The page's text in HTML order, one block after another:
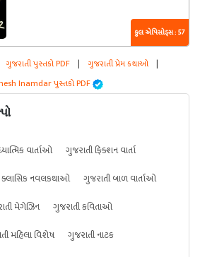
કુલ એપિસોડ્સ : 57
ગુજરાતી પુસ્તકો PDF | ગુજરાતી પ્રેમ કથાઓ |
Inamdar પુસ્તકો PDF
વાર્તાઓ
ગુજરાતી ફિક્શન વાર્તા
ક્લાસિક નવલકથાઓ
ગુજરાતી બાળ વાર્તાઓ
મેગેઝિન
ગુજરાતી કવિતાઓ
મહિલા વિશેષ
ગુજરાતી નાટક